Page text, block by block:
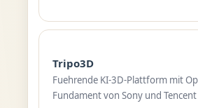
Tripo3D
Fuehrende KI-3D-Plattform mit
Fundament von Sony und